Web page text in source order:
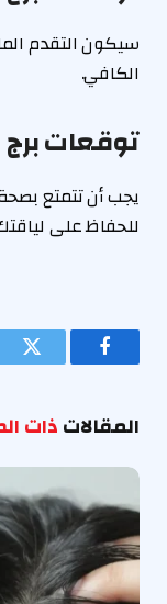
سيكون التقدم
الكافي.
توقعات
يجب أن تتمتع
للحفاظ على
فيسبوك
المقالاتذات